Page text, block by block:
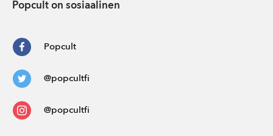
Popcult on sosiaalinen
Popcult
@popcultfi
@popcultfi